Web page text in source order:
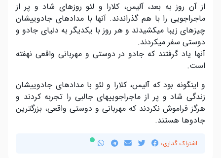
از آن روز به بعد، آلیس، کلارا و لئو روزهای شاد و پر از
ماجراجویی را با هم گذراندند. آنها با مدادهای جادوییشان
چیزهای زیبا میکشیدند و هر روز با یکدیگر به دنیای جادو و
دوستی سفر میکردند.
آنها یاد گرفتند که جادو در دوستی و مهربانی واقعی نهفته
است.
و اینگونه بود که آلیس، کلارا و لئو با مدادهای جادوییشان
زندگی شاد و پر از ماجراجوییهای جالبی را تجربه کردند و
هرگز فراموش نکردند که مهربانی و دوستی واقعی، بزرگترین
جادوها هستند.
اشتراک گذاری: